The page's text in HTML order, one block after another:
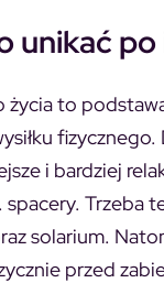
unikać
życia to
i bardziej
Trzeba
solarium.
przed